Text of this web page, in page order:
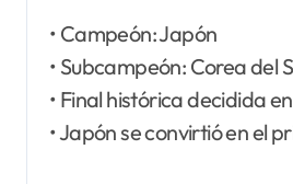
• Campeón: Japón
• Subcampeón: Corea del
• Final histórica decidida
• Japón se convirtió en el